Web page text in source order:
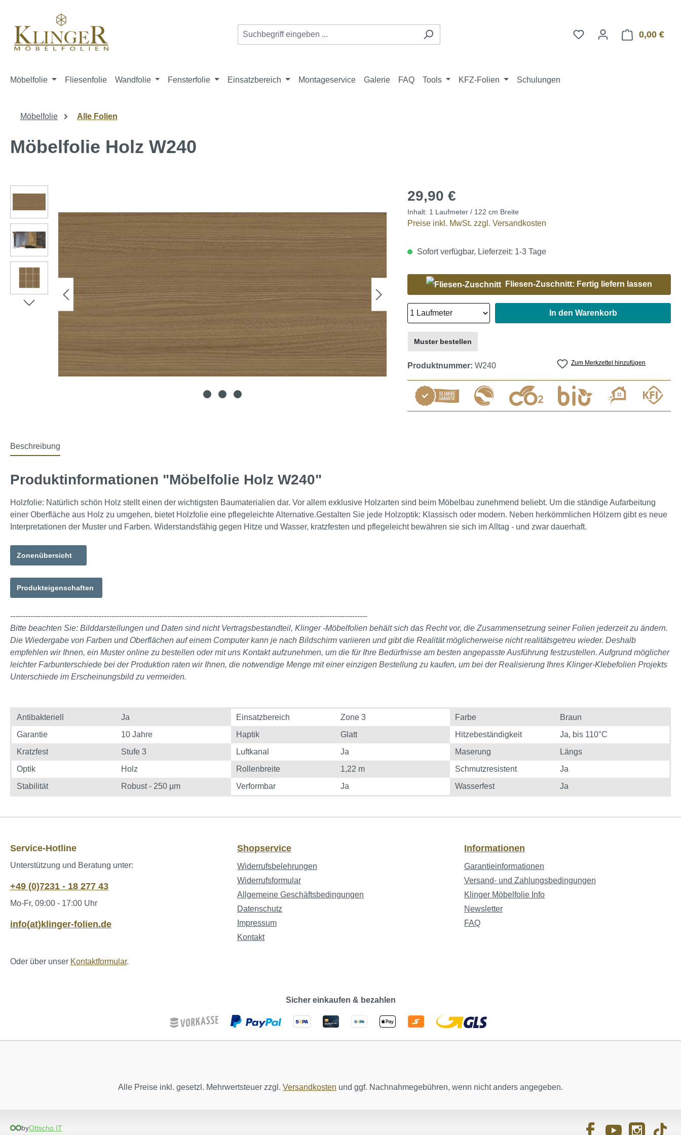
0,00 €
Möbelfolie Fliesenfolie Wandfolie Fensterfolie Einsatzbereich Montageservice Galerie FAQ Tools KFZ-Folien Schulungen
Möbelfolie Alle Folien
Möbelfolie Holz W240
29,90 €
Inhalt: 1 Laufmeter / 122 cm Breite
Preise inkl. MwSt. zzgl. Versandkosten
Sofort verfügbar, Lieferzeit: 1-3 Tage
Fliesen-Zuschnitt: Fertig liefern lassen
In den Warenkorb
Zum Merkzettel hinzufügen
Muster bestellen
Produktnummer: W240
Beschreibung
Produktinformationen "Möbelfolie Holz W240"
Holzfolie: Natürlich schön Holz stellt einen der wichtigsten Baumaterialien dar. Vor allem exklusive Holzarten sind beim Möbelbau zunehmend beliebt. Um die ständige Aufarbeitung
einer Oberfläche aus Holz zu umgehen, bietet Holzfolie eine pflegeleichte Alternative.Gestalten Sie jede Holzoptik: Klassisch oder modern. Neben herkömmlichen Hölzern gibt es neue
Interpretationen der Muster und Farben. Widerstandsfähig gegen Hitze und Wasser, kratzfesten und pflegeleicht bewähren sie sich im Alltag - und zwar dauerhaft.
Zonenübersicht
Produkteigenschaften
---------------------------------------------------------------------------------------------------------------------------------------------
Bitte beachten Sie: Bilddarstellungen und Daten sind nicht Vertragsbestandteil, Klinger -Möbelfolien behält sich das Recht vor, die Zusammensetzung seiner Folien jederzeit zu ändern.
Die Wiedergabe von Farben und Oberflächen auf einem Computer kann je nach Bildschirm variieren und gibt die Realität möglicherweise nicht realitätsgetreu wieder. Deshalb
empfehlen wir Ihnen, ein Muster online zu bestellen oder mit uns Kontakt aufzunehmen, um die für Ihre Bedürfnisse am besten angepasste Ausführung festzustellen. Aufgrund möglicher
leichter Farbunterschiede bei der Produktion raten wir Ihnen, die notwendige Menge mit einer einzigen Bestellung zu kaufen, um bei der Realisierung Ihres Klinger-Klebefolien Projekts
Unterschiede im Erscheinungsbild zu vermeiden.
Antibakteriell Ja Einsatzbereich Zone 3 Farbe
Braun
Garantie
10 Jahre Haptik Glatt Hitzebeständigkeit
Ja, bis 110°C
Kratzfest
Stufe 3 Luftkanal Ja Maserung
Längs
Optik
Holz Rollenbreite 1,22 m Schmutzresistent
Ja
Stabilität
Robust - 250 µm Verformbar Ja Wasserfest Ja
Service-Hotline
Unterstützung und Beratung unter:
+49 (0)7231 - 18 277 43
Mo-Fr, 09:00 - 17:00 Uhr
info(at)klinger-folien.de
Oder über unser Kontaktformular.
Shopservice
Widerrufsbelehrungen
Widerrufsformular
Allgemeine Geschäftsbedingungen
Datenschutz
Impressum
Kontakt
Informationen
Garantieinformationen
Versand- und Zahlungsbedingungen
Klinger Möbelfolie Info
Newsletter
FAQ
Sicher einkaufen & bezahlen
Alle Preise inkl. gesetzl. Mehrwertsteuer zzgl. Versandkosten und ggf. Nachnahmegebühren, wenn nicht anders angegeben.
byOttscho IT